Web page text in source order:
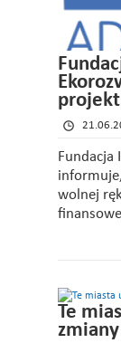
Fundacja
wolnej
Te